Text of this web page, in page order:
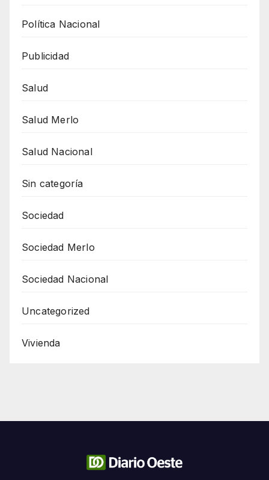
Política Nacional
Publicidad
Salud
Salud Merlo
Salud Nacional
Sin categoría
Sociedad
Sociedad Merlo
Sociedad Nacional
Uncategorized
Vivienda